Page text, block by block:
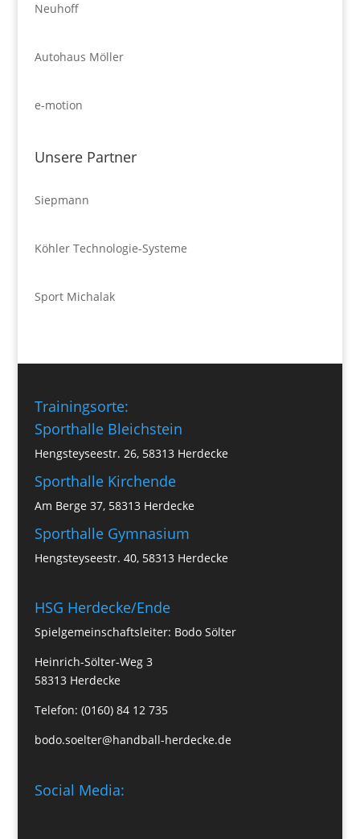
Neuhoff
Autohaus Möller
e-motion
Unsere Partner
Siepmann
Köhler Technologie-Systeme
Sport Michalak
Trainingsorte:
Sporthalle Bleichstein
Hengsteyseestr. 26, 58313 Herdecke
Sporthalle Kirchende
Am Berge 37, 58313 Herdecke
Sporthalle Gymnasium
Hengsteyseestr. 40, 58313 Herdecke
HSG Herdecke/Ende
Spielgemeinschaftsleiter: Bodo Sölter
Heinrich-Sölter-Weg 3
58313 Herdecke
Telefon: (0160) 84 12 735
bodo.soelter@handball-herdecke.de
Social Media: